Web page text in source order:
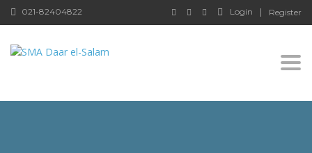
Login Register
021-82404822